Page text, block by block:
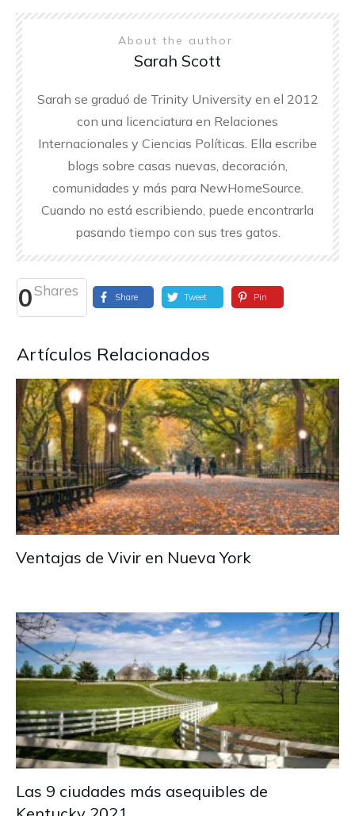
About the author
Sarah Scott
Sarah se graduó de Trinity University en el 2012
con una licenciatura en Relaciones
Internacionales y Ciencias Políticas. Ella escribe
blogs sobre casas nuevas, decoración,
comunidades y más para NewHomeSource.
Cuando no está escribiendo, puede encontrarla
pasando tiempo con sus tres gatos.
0Shares Share Tweet Pin
Artículos Relacionados
Ventajas de Vivir en Nueva York
Las 9 ciudades más asequibles de